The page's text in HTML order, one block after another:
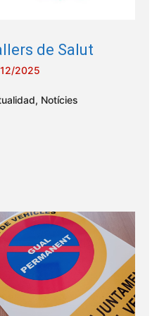
de Salut
2025
, Notícies